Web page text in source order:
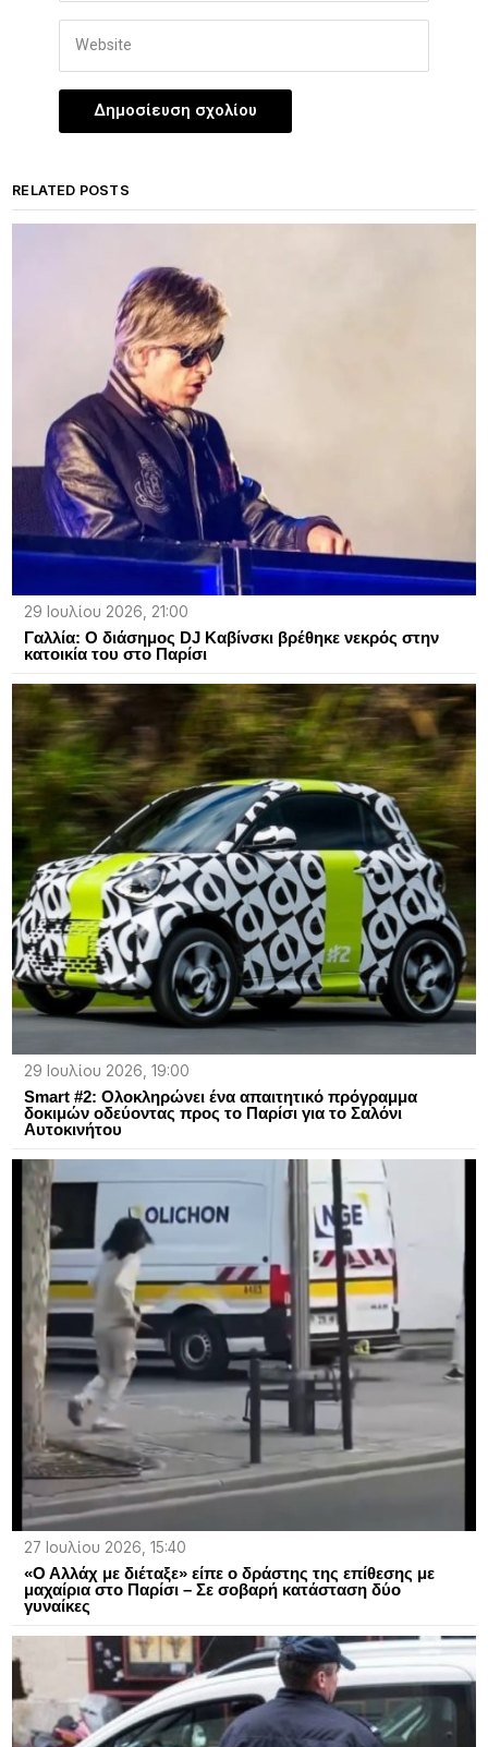
RELATED POSTS
29 Ιουλίου 2026, 21:00
Γαλλία: O διάσημος DJ Καβίνσκι βρέθηκε νεκρός στην
κατοικία του στο Παρίσι
29 Ιουλίου 2026, 19:00
Smart #2: Ολοκληρώνει ένα απαιτητικό πρόγραμμα
δοκιμών οδεύοντας προς το Παρίσι για το Σαλόνι
Αυτοκινήτου
27 Ιουλίου 2026, 15:40
«Ο Αλλάχ με διέταξε» είπε ο δράστης της επίθεσης με
μαχαίρια στο Παρίσι – Σε σοβαρή κατάσταση δύο
γυναίκες